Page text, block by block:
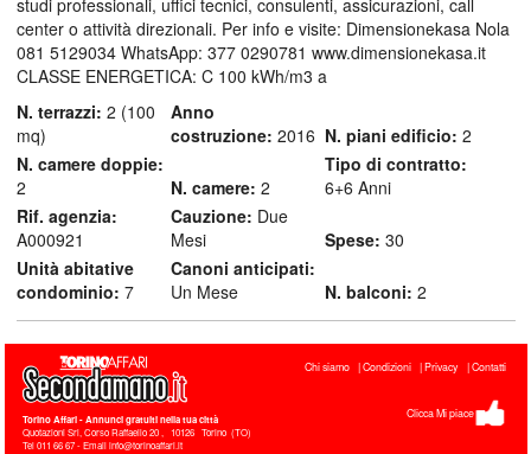
center o attività direzionali. Per info e visite: Dimensionekasa Nola
081 5129034 WhatsApp: 377 0290781 www.dimensionekasa.it
CLASSE ENERGETICA: C 100 kWh/m3 a
N. terrazzi: 2 (100
mq)
Anno
costruzione: 2016 N. piani edificio: 2
N. camere doppie:
2
N. camere: 2
Tipo di contratto:
6+6 Anni
Rif. agenzia:
A000921
Cauzione: Due
Mesi
Spese: 30
Unità abitative
condominio: 7
Canoni anticipati:
Un Mese
N. balconi: 2
Torino Affari- Annunci gratuiti nella tua città
Quotazioni Srl, Corso Raffaello 20, 10126 Torino (TO)
Tel011 66 67 - Email info@torinoaffari.it
Chi siamo Condizioni Privacy Contatti
Clicca Mi piace